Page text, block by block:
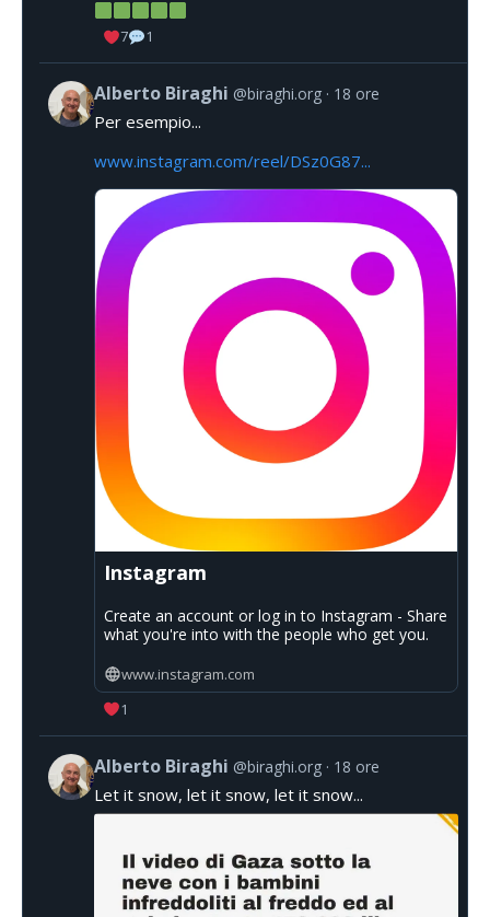
7 1
Alberto Biraghi @biraghi.org 18 ore
Per esempio...
www.instagram.com/reel/DSz0G87...
Instagram
Create an account or log in to Instagram - Share
what you're into with the people who get you.
www.instagram.com
1
Alberto Biraghi @biraghi.org 18 ore
Let it snow, let it snow, let it snow...